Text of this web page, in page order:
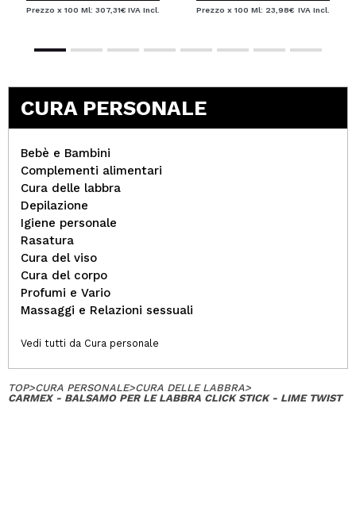
Prezzo x 100 Ml: 307,31€ IVA Incl. Prezzo x 100 Ml: 23,98€ IVA Incl.
CURA PERSONALE
Bebè e Bambini
Complementi alimentari
Cura delle labbra
Depilazione
Igiene personale
Rasatura
Cura del viso
Cura del corpo
Profumi e Vario
Massaggi e Relazioni sessuali
Vedi tutti da Cura personale
TOP>CURA PERSONALE>CURA DELLE LABBRA>
CARMEX - BALSAMO PER LE LABBRA CLICK STICK - LIME TWIST